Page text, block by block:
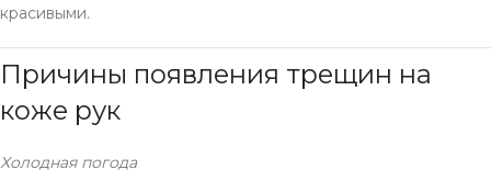
красивыми.
Причины появления трещин на
коже рук
Холодная погода